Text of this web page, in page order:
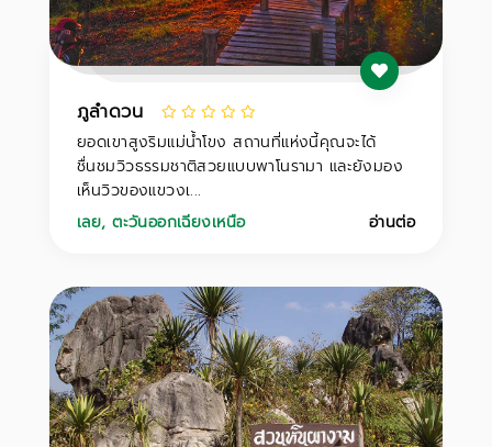
ภูลำดวน
ยอดเขาสูงริมแม่น้ำโขง สถานที่แห่งนี้คุณจะได้
ชื่นชมวิวธรรมชาติสวยแบบพาโนรามา และยังมอง
เห็นวิวของแขวงเ...
เลย,ตะวันออกเฉียงเหนือ อ่านต่อ